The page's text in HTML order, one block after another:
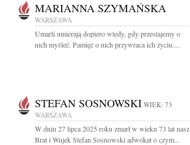
MARIANNA SZYMAŃSKA
WARSZAWA
Umarli umierają dopiero wtedy, gdy przestajemy o
nich myśleć. Pamięć o nich przywraca ich życiu....
STEFAN SOSNOWSKI WIEK: 73
WARSZAWA
W dniu 27 lipca 2025 roku zmarł w wieku 73 lat nasz
Brat i Wujek Stefan Sosnowski adwokat o czym...